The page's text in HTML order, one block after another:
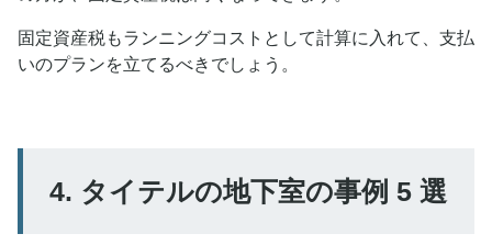
固定資産税もランニングコストとして計算に入れて、支払
いのプランを立てるべきでしょう。
4. タイテルの地下室の事例 5 選